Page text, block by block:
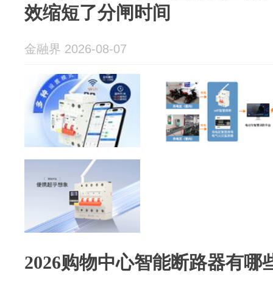
效缩短了分闸时间
金融界 2026-08-07
2026购物中心智能断路器有哪